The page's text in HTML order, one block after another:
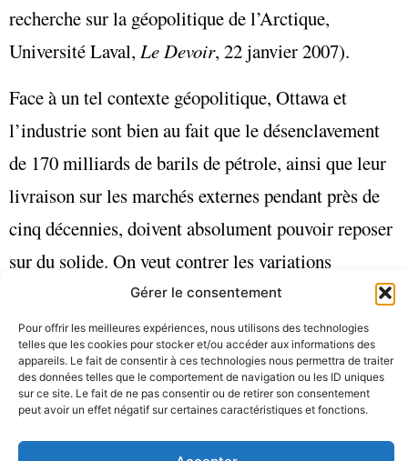
Gérer le consentement
Pour offrir les meilleures expériences, nous utilisons des technologies
telles que les cookies pour stocker et/ou accéder aux informations des
appareils. Le fait de consentir à ces technologies nous permettra de traiter
des données telles que le comportement de navigation ou les ID uniques
sur ce site. Le fait de ne pas consentir ou de retirer son consentement
peut avoir un effet négatif sur certaines caractéristiques et fonctions.
recherche sur la géopolitique de l’Arctique,
Université Laval, Le Devoir, 22 janvier 2007).
Face à un tel contexte géopolitique, Ottawa et
l’industrie sont bien au fait que le désenclavement
de 170 milliards de barils de pétrole, ainsi que leur
livraison sur les marchés externes pendant près de
cinq décennies, doivent absolument pouvoir reposer
sur du solide. On veut contrer les variations
cycliques dans la demande continentale et mondiale
; on souhaite, par des routes « flexibles »,
contourner toutes les zones de turbulences
politiques et climatiques potentielles. Tout comme
le Northern Gateway, le Saint-Laurent répond de